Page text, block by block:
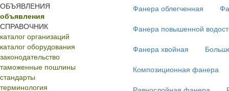
ОБЪЯВЛЕНИЯ
объявления
СПРАВОЧНИК
каталог организаций
каталог оборудования
законодательство
таможенные пошлины
стандарты
терминология
Фанера облегченная
Фанера повышенной
Фанера хвойная
Композиционная фанера